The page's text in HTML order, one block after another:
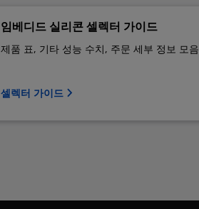
임베디드 실리콘 셀렉터 가이드
제품 표, 기타 성능 수치, 주문 세부 정보 모음
셀렉터 가이드